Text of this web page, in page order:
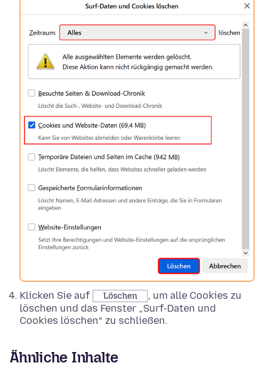
Klicken Sie auf Löschen
, um alle Cookies zu
löschen und das Fenster „Surf-Daten und
Cookies löschen“ zu schließen.
Ähnliche Inhalte